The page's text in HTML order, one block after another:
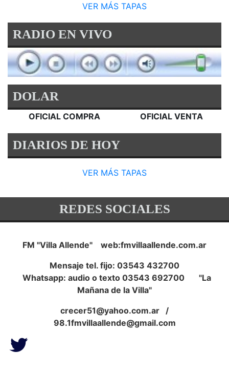
VER MÁS TAPAS
RADIO EN VIVO
DOLAR
OFICIAL COMPRA OFICIAL VENTA
DIARIOS DE HOY
VER MÁS TAPAS
REDES SOCIALES
FM "Villa Allende" web:fmvillaallende.com.ar
Mensaje tel. fijo: 03543 432700
Whatsapp: audio o texto 03543 692700 "La
Mañana de la Villa"
crecer51@yahoo.com.ar /
98.1fmvillaallende@gmail.com